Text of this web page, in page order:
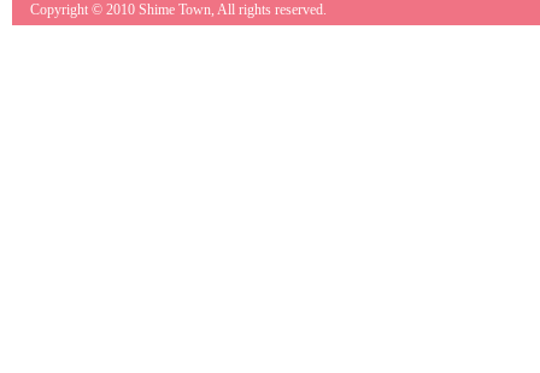
Copyright © 2010 Shime Town, All rights reserved.